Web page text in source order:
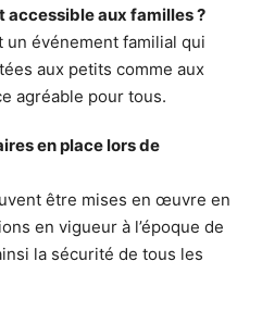
accessible aux familles ?
un événement familial qui
aux petits comme aux
agréable pour tous.
en place lors de
être mises en œuvre en
en vigueur à l’époque de
la sécurité de tous les